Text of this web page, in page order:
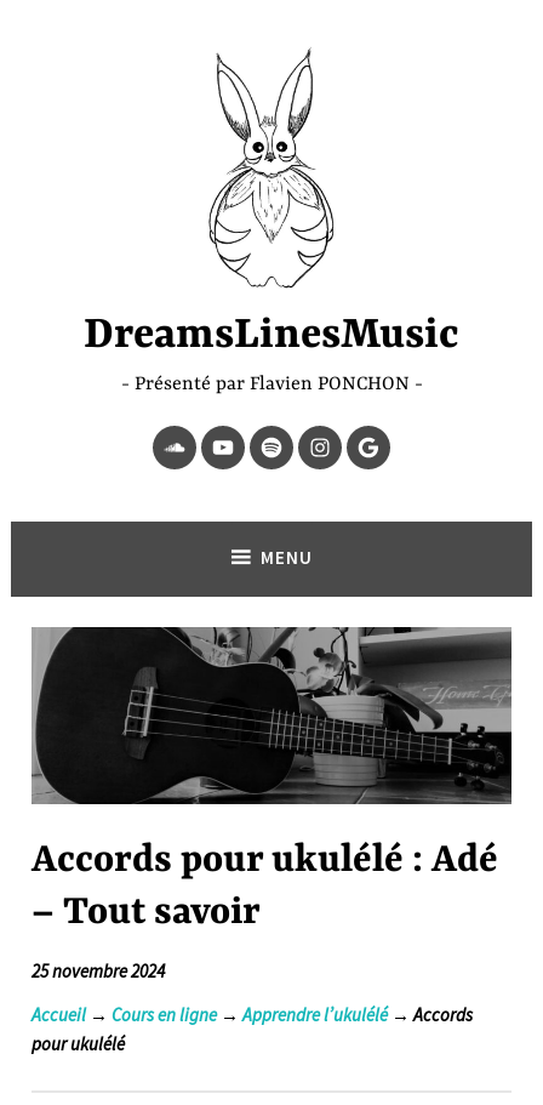
DreamsLinesMusic
Présenté par Flavien PONCHON
SoundCloud
YouTubeSpotifyInstagram
Page
Google
MENU
Accords pour ukulélé : Adé
– Tout savoir
25 novembre 2024
Accueil→Cours en ligne→Apprendre l’ukulélé→ Accords
pour ukulélé